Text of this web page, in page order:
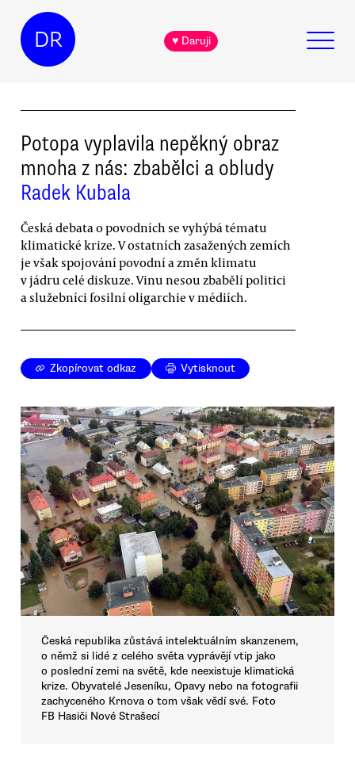
DR ♥ Daruji
Potopa vyplavila nepěkný obraz
mnoha z nás: zbabělci a obludy
Radek Kubala
Česká debata o povodních se vyhýbá tématu
klimatické krize. V ostatních zasažených zemích
je však spojování povodní a změn klimatu
v jádru celé diskuze. Vinu nesou zbabělí politici
a služebníci fosilní oligarchie v médiích.
Zkopírovat odkaz Vytisknout
Česká republika zůstává intelektuálním skanzenem,
o němž si lidé z celého světa vyprávějí vtip jako
o poslední zemi na světě, kde neexistuje klimatická
krize. Obyvatelé Jeseníku, Opavy nebo na fotografii
zachyceného Krnova o tom však vědí své. Foto
FB Hasiči Nové Strašecí